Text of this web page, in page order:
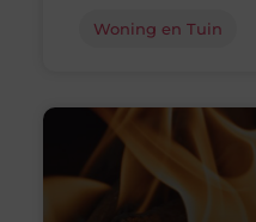
Woning en Tuin